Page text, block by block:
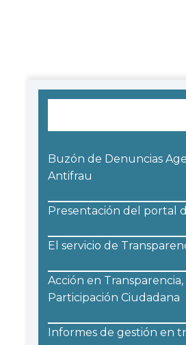
Buzón de Denuncias
Antifrau
Presentación del portal
El servicio de
Acción en
Participación Ciudadana
Informes de gestión en